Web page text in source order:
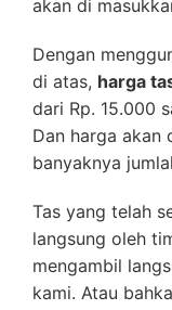
akan di
Dengan
di atas, harga
dari Rp. 15.000
Dan harga akan
banyaknya
Tas yang telah
langsung oleh
mengambil
kami. Atau